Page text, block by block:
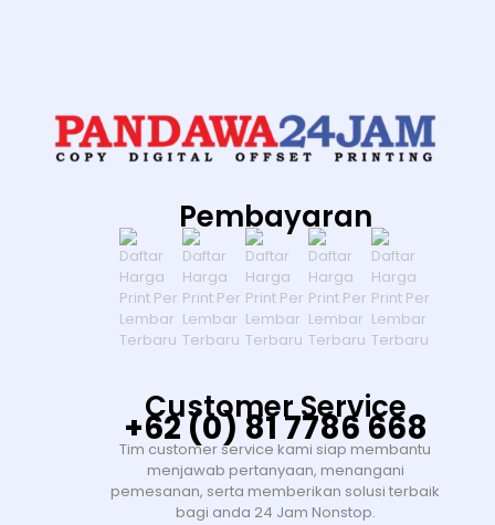
Pembayaran
Customer Service
+62 (0) 81 7786 668
Tim customer service kami siap membantu
menjawab pertanyaan, menangani
pemesanan, serta memberikan solusi terbaik
bagi anda 24 Jam Nonstop.